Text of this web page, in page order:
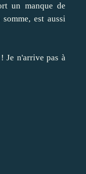
un manque de
est aussi
Je n'arrive pas à